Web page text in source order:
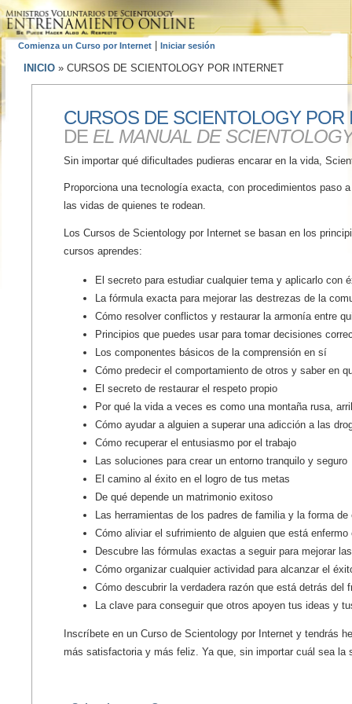
Comienza un Curso por Internet Iniciar sesión
INICIO » CURSOS DE SCIENTOLOGY POR INTERNET
CURSOS DE SCIENTOLOGY
DE EL MANUAL DE
Sin importar qué dificultades pudieras encarar en la vida,
Proporciona una tecnología exacta, con procedimientos paso
las vidas de quienes te rodean.
Los Cursos de Scientology por Internet se basan en los
cursos aprendes:
El secreto para estudiar cualquier tema y aplicarlo con
La fórmula exacta para mejorar las destrezas de la
Cómo resolver conflictos y restaurar la armonía entre
Principios que puedes usar para tomar decisiones
Los componentes básicos de la comprensión en sí
Cómo predecir el comportamiento de otros y saber en
El secreto de restaurar el respeto propio
Por qué la vida a veces es como una montaña rusa,
Cómo ayudar a alguien a superar una adicción a las
Cómo recuperar el entusiasmo por el trabajo
Las soluciones para crear un entorno tranquilo y seguro
El camino al éxito en el logro de tus metas
De qué depende un matrimonio exitoso
Las herramientas de los padres de familia y la forma
Cómo aliviar el sufrimiento de alguien que está enfermo
Descubre las fórmulas exactas a seguir para mejorar
Cómo organizar cualquier actividad para alcanzar el
Cómo descubrir la verdadera razón que está detrás del
La clave para conseguir que otros apoyen tus ideas y
Inscríbete en un Curso de Scientology por Internet y tendrás
más satisfactoria y más feliz. Ya que, sin importar cuál sea